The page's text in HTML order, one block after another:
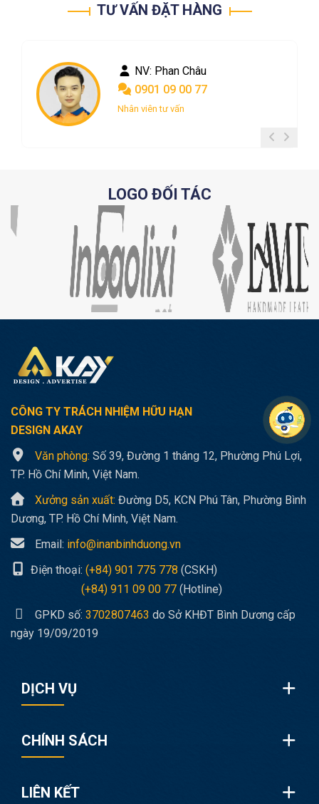
TƯ VẤN ĐẶT HÀNG
NV: Phan Châu
0901 09 00 77
Nhân viên tư vấn
LOGO ĐỐI TÁC
CÔNG TY TRÁCH NHIỆM HỮU HẠN
DESIGN AKAY
Văn phòng: Số 39, Đường 1 tháng 12, Phường Phú Lợi,
TP. Hồ Chí Minh, Việt Nam.
Xưởng sản xuất: Đường D5, KCN Phú Tân, Phường Bình
Dương, TP. Hồ Chí Minh, Việt Nam.
Email: info@inanbinhduong.vn
Điện thoại: (+84) 901 775 778 (CSKH)
(+84) 911 09 00 77 (Hotline)
GPKD số: 3702807463 do Sở KHĐT Bình Dương cấp
ngày 19/09/2019
DỊCH VỤ
CHÍNH SÁCH
LIÊN KẾT